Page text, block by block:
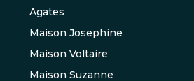
Agates
Maison Josephine
Maison Voltaire
Maison Suzanne